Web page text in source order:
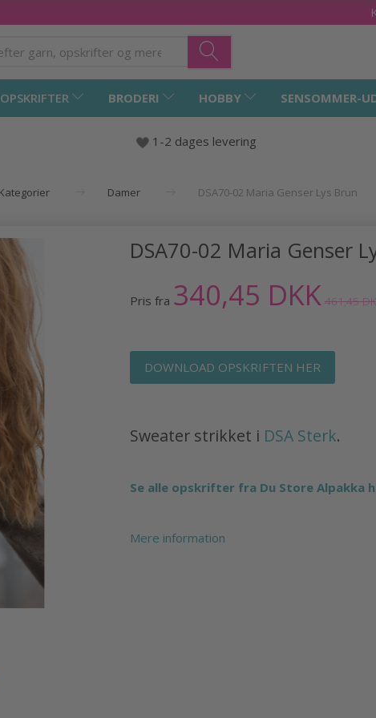
OPSKRIFTER BRODERI HOBBY SENSOMMER-
1-2 dages levering
Damer DSA70-02 Maria Genser Lys Brun
DSA70-02 Maria Genser
Pris fra 340,45 DKK 461,45
DOWNLOAD OPSKRIFTEN HER
Sweater strikket i DSA Sterk.
Se alle opskrifter fra Du Store Alpakka
Mere information